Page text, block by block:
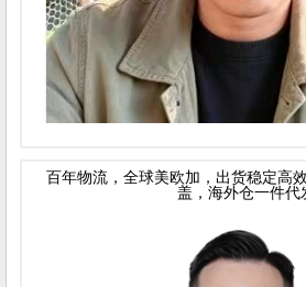
百年物流，全球美欧加，出货稳定高
盖，海外仓一件代